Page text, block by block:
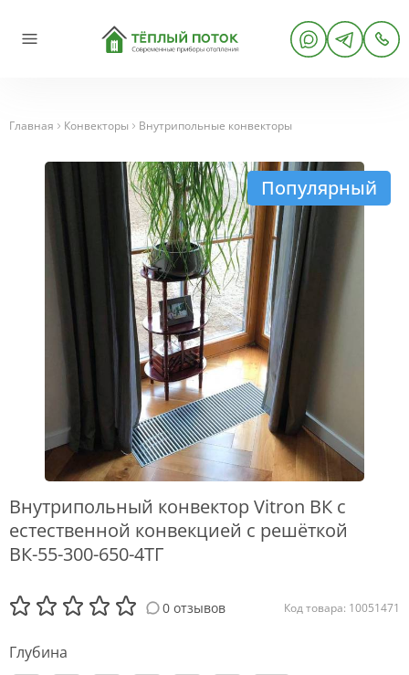
Главная Конвекторы Внутрипольные конвекторы
Популярный
Внутрипольный конвектор Vitron ВК с
естественной конвекцией с решёткой
ВК-55-300-650-4ТГ
0 отзывов Код товара: 10051471
Глубина